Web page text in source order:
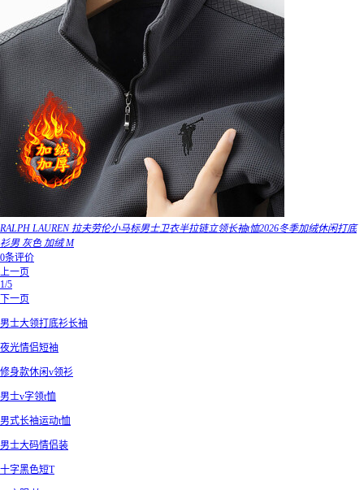
RALPH LAUREN 拉夫劳伦小马标男士卫衣半拉链立领长袖t恤2026冬季加绒休闲打底
衫男 灰色 加绒 M
0条评价
上一页
1/5
下一页
男士大领打底衫长袖
夜光情侣短袖
修身款休闲v领衫
男士v字领t恤
男式长袖运动t恤
男士大码情侣装
十字黑色短T